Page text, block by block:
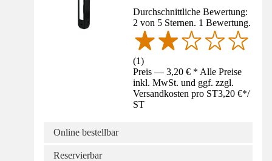
Durchschnittliche Bewertung:
2 von 5 Sternen. 1 Bewertung.
(1)
Preis — 3,20 € * Alle Preise
inkl. MwSt. und ggf. zzgl.
Versandkosten pro ST3,20 €*/
ST
Online bestellbar
Reservierbar